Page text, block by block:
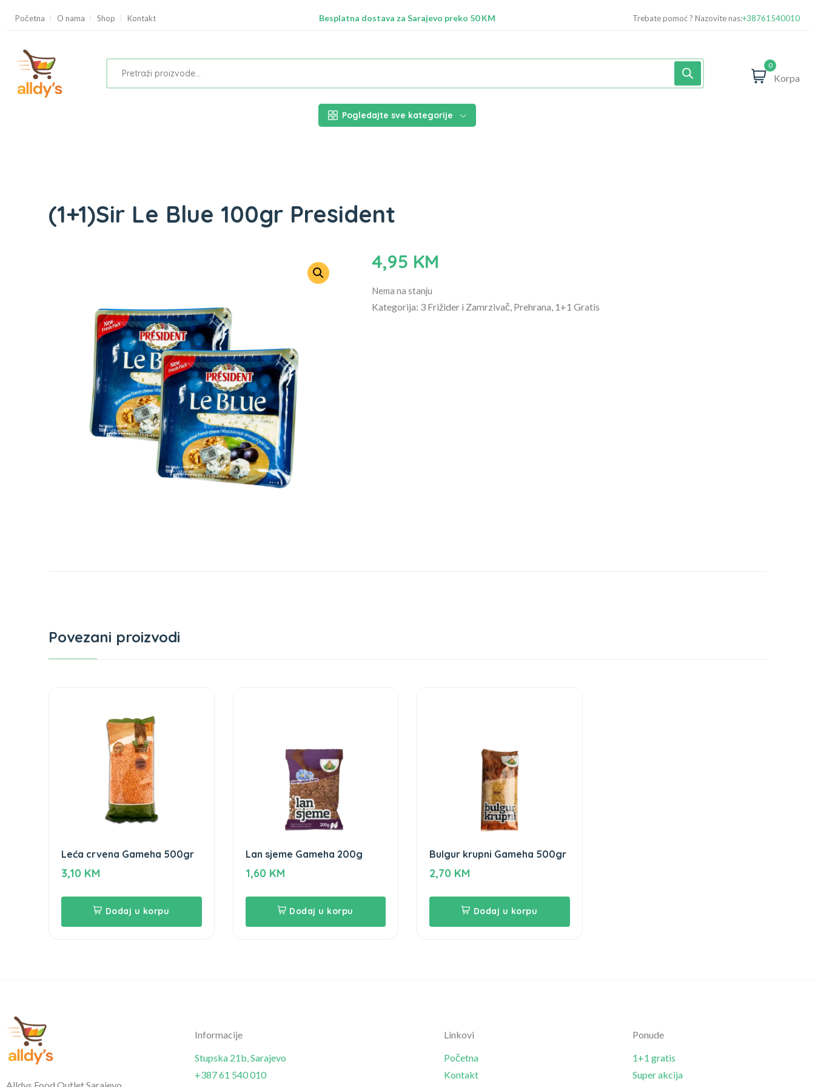
Početna O nama Shop Kontakt
Besplatna dostava za Sarajevo preko 50 KM
Trebate pomoć ? Nazovite nas:+38761540010
0
Korpa
Pogledajte sve kategorije
(1+1)Sir Le Blue 100gr President
4,95 KM
Nema na stanju
Kategorija: 3 Frižider i Zamrzivač, Prehrana, 1+1 Gratis
Povezani proizvodi
Leća crvena Gameha 500gr
3,10 KM
Dodaj u korpu
Lan sjeme Gameha 200g
1,60 KM
Dodaj u korpu
Bulgur krupni Gameha 500gr
2,70 KM
Dodaj u korpu
Informacije
Stupska 21b, Sarajevo
+387 61 540 010
Linkovi
Početna
Kontakt
Ponude
1+1 gratis
Super akcija